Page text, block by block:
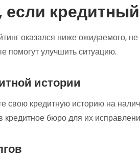
если
оказался ниже ожидаемого, не
помогут улучшить ситуацию.
истории
свою кредитную историю на
кредитное бюро для их